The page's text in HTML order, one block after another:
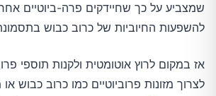
שמצביע על כך שחיידקים פרה-ביוטיים
להשפעות החיוביות של כרוב כבוש
אז במקום לרוץ אוטומטית ולקנות תוספי
לצרוך מזונות פרוביוטיים כמו כרוב כבוש או